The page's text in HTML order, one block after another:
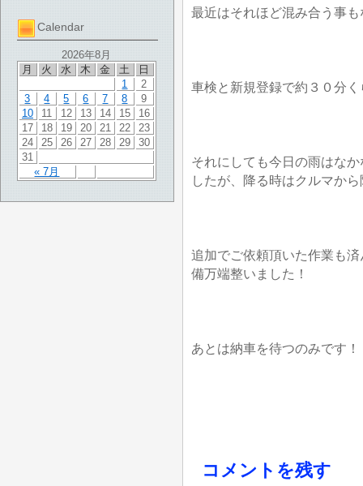
Calendar
2026年8月
月
火 水 木 金 土 日
« 7月
1
2
3
4 5 6 7 8
9
10
11 12 13 14 15
16
17
18 19 20 21 22
23
24
25 26 27 28 29
30
31
最近はそれほど混み合う事
車検と新規登録で約３０分
それにしても今日の雨はな
したが、降る時はクルマか
追加でご依頼頂いた作業も
備万端整いました！
あとは納車を待つのみです！
コメントを残す